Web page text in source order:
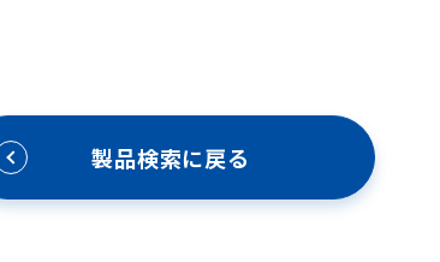
製品検索に戻る